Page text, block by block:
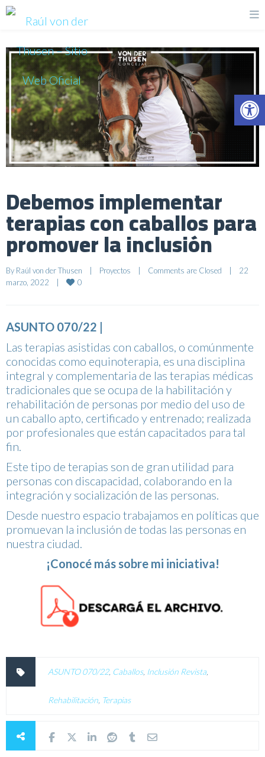
Debemos implementar
terapias con caballos para
promover la inclusión
By Raúl von der Thusen | Proyectos | Comments are Closed |
22
marzo, 2022
| 0
ASUNTO 070/22 |
Las terapias asistidas con caballos, o comúnmente
conocidas como equinoterapia, es una disciplina
integral y complementaria de las terapias médicas
tradicionales que se ocupa de la habilitación y
rehabilitación de personas por medio del uso de
un caballo apto, certificado y entrenado; realizada
por profesionales que están capacitados para tal
fin.
Este tipo de terapias son de gran utilidad para
personas con discapacidad, colaborando en la
integración y socialización de las personas.
Desde nuestro espacio trabajamos en políticas que
promuevan la inclusión de todas las personas en
nuestra ciudad.
¡Conocé más sobre mi iniciativa!
ASUNTO 070/22, Caballos, Inclusión Revista
Rehabilitación Terapias